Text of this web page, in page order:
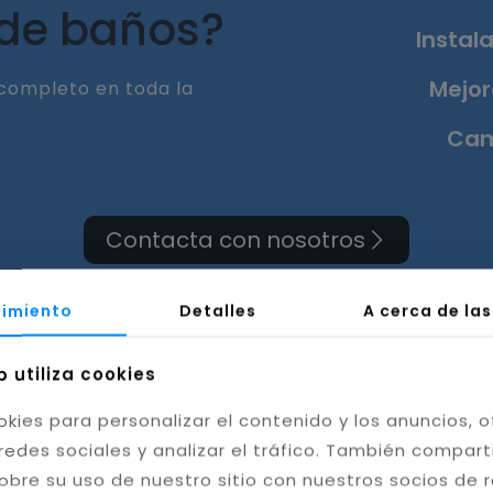
baños?
en toda la
Contacta con nosotros
de cuarto de baño
Viejas, Cádiz
Detalles A cerca de
utiliza cookies
para personalizar el contenido y los anuncios,
sociales y analizar el tráfico. También
su uso de nuestro sitio con nuestros socios de